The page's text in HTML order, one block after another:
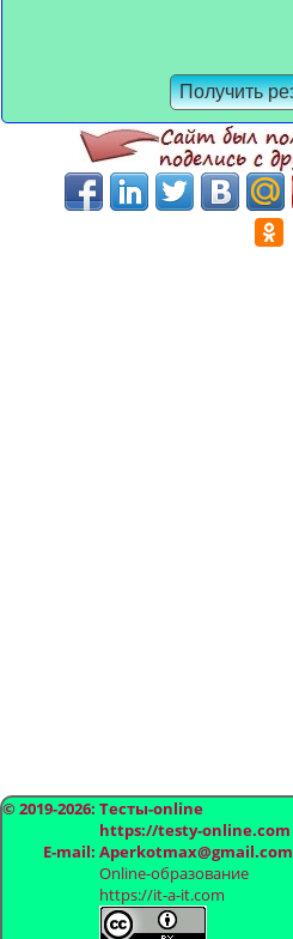
© 2019-2026: Тесты-online
https://testy-online.com
E-mail: Aperkotmax@gmail.com
Online-образование
https://it-a-it.com